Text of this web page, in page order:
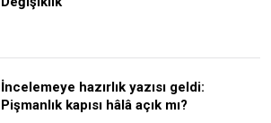
İncelemeye hazırlık yazısı geldi:
Pişmanlık kapısı hâlâ açık mı?